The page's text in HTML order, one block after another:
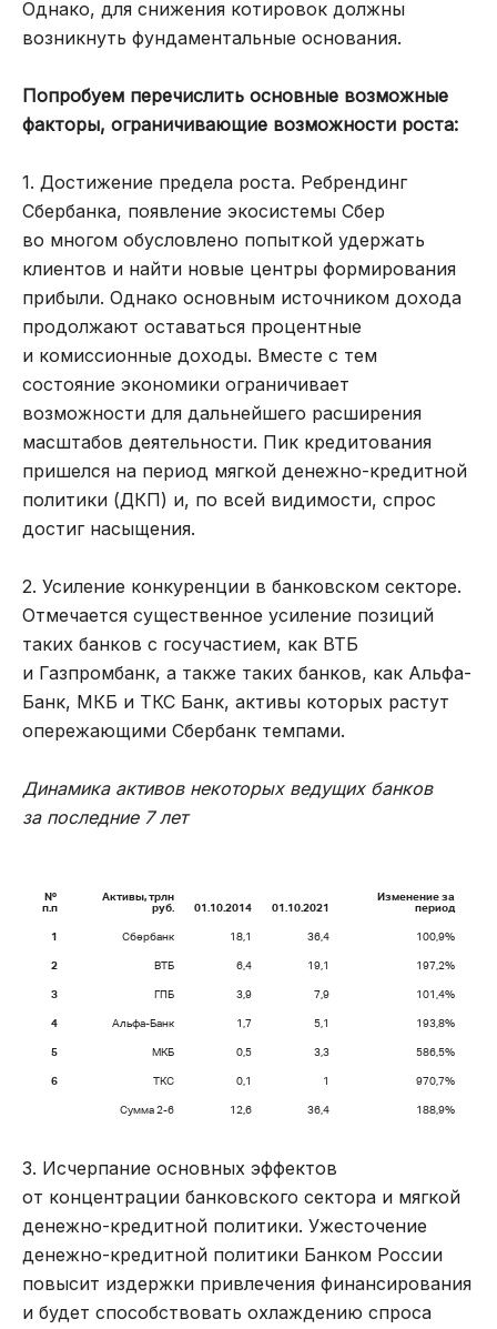
Однако, для снижения котировок должны
возникнуть фундаментальные основания.
Попробуем перечислить основные возможные
факторы, ограничивающие возможности роста:
1. Достижение предела роста. Ребрендинг
Сбербанка, появление экосистемы Сбер
во многом обусловлено попыткой удержать
клиентов и найти новые центры формирования
прибыли. Однако основным источником дохода
продолжают оставаться процентные
и комиссионные доходы. Вместе с тем
состояние экономики ограничивает
возможности для дальнейшего расширения
масштабов деятельности. Пик кредитования
пришелся на период мягкой денежно-кредитной
политики (ДКП) и, по всей видимости, спрос
достиг насыщения.
2. Усиление конкуренции в банковском секторе.
Отмечается существенное усиление позиций
таких банков с госучастием, как ВТБ
и Газпромбанк, а также таких банков, как Альфа-
Банк, МКБ и ТКС Банк, активы которых растут
опережающими Сбербанк темпами.
Динамика активов некоторых ведущих банков
за последние 7 лет
№
п.п
Активы, трлн
руб.
01.10.2014 01.10.2021
Изменение за
период
1 Сбербанк 18,1 36,4 100,9%
2 ВТБ 6,4 19,1 197,2%
3 ГПБ 3,9 7,9 101,4%
4 Альфа-Банк 1,7 5,1 193,8%
5 МКБ 0,5 3,3 586,5%
6 ТКС 0,1 1 970,7%
Сумма 2-6 12,6 36,4 188,9%
3. Исчерпание основных эффектов
от концентрации банковского сектора и мягкой
денежно-кредитной политики. Ужесточение
денежно-кредитной политики Банком России
повысит издержки привлечения финансирования
и будет способствовать охлаждению спроса